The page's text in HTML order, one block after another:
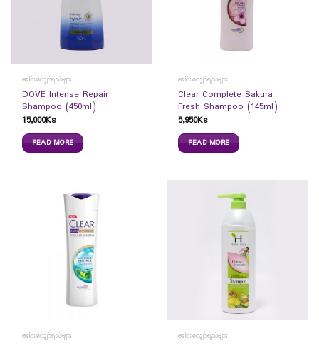
ခေါင်းလျှော်ရည်များ
DOVE Intense Repair
Shampoo (450ml)
15,000Ks
READ MORE
ခေါင်းလျှော်ရည်များ
Clear Complete Sakura
Fresh Shampoo (145ml)
5,950Ks
READ MORE
ခေါင်းလျှော်ရည်များ ခေါင်းလျှော်ရည်များ